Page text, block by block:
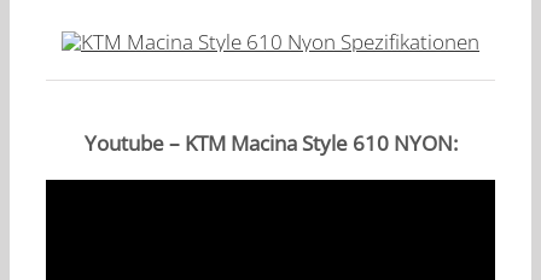
Youtube – KTM Macina Style 610 NYON: